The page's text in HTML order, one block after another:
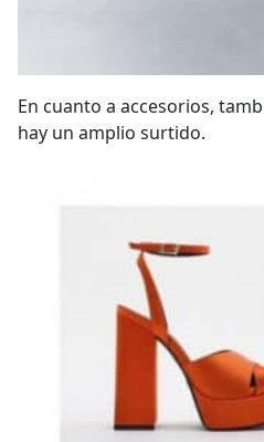
En cuanto a accesorios,
hay un amplio surtido.